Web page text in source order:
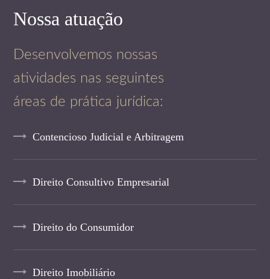
Nossa atuação
Desenvolvemos nossas
atividades nas seguintes
áreas de prática jurídica:
Contencioso Judicial e Arbitragem
Direito Consultivo Empresarial
Direito do Consumidor
Direito Imobiliário